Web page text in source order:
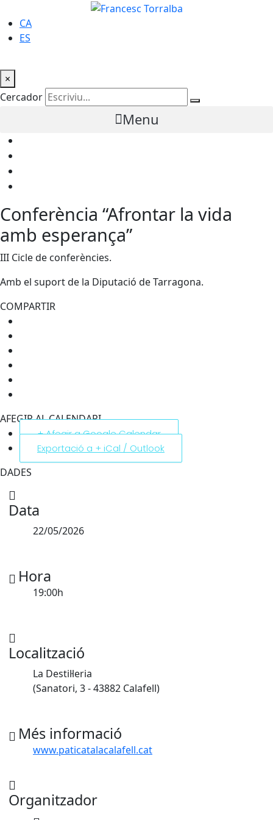
CA
ES
×
Cercador
Menu
Conferència “Afrontar la vida
amb esperança”
III Cicle de conferències.
Amb el suport de la Diputació de Tarragona.
COMPARTIR
AFEGIR AL CALENDARI
+ Afegir a Google Calendar
Exportació a + iCal / Outlook
DADES
Data
22/05/2026
Hora
19:00h
Localització
La Destil·leria
(Sanatori, 3 - 43882 Calafell)
Més informació
www.paticatalacalafell.cat
Organitzador